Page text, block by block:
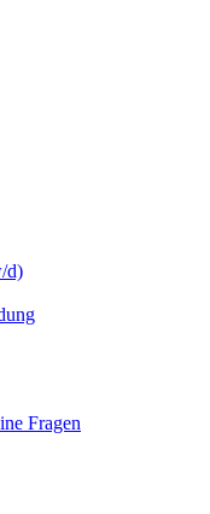
d)
Fragen